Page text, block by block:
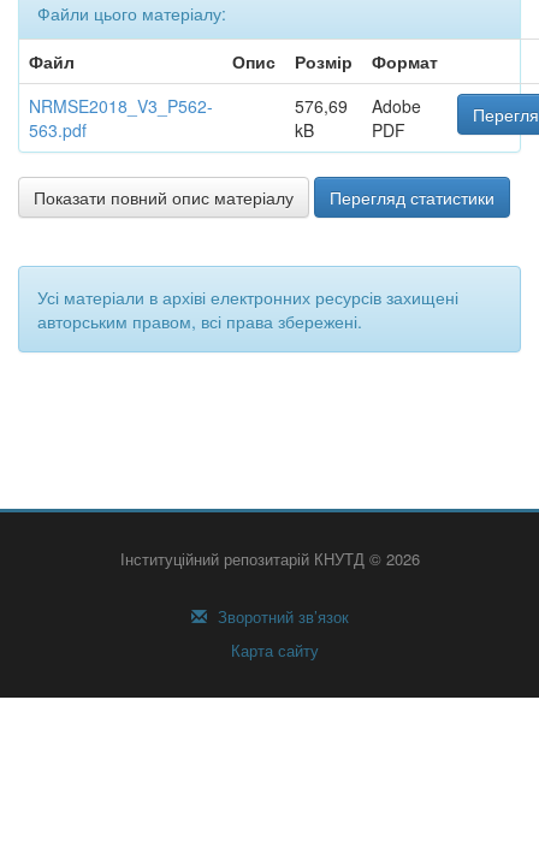
Файли цього матеріалу:
Файл
Опис Розмір
Формат
NRMSE2018_V3_P562-
563.pdf
576,69
kB
Adobe
PDF
Показати повний опис матеріалу Перегляд статистики
Усі матеріали в архіві електронних ресурсів захищені
авторським правом, всі права збережені.
Інституційний репозитарій КНУТД © 2026
Зворотний зв’язок
Карта сайту